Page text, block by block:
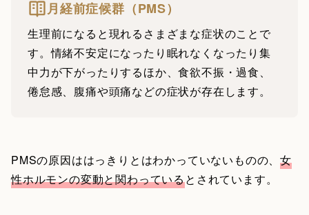
月経前症候群（PMS）
生理前になると現れるさまざまな症状のことで
す。情緒不安定になったり眠れなくなったり集
中力が下がったりするほか、食欲不振・過食、
倦怠感、腹痛や頭痛などの症状が存在します。
PMSの原因ははっきりとはわかっていないものの、女
性ホルモンの変動と関わっているとされています。